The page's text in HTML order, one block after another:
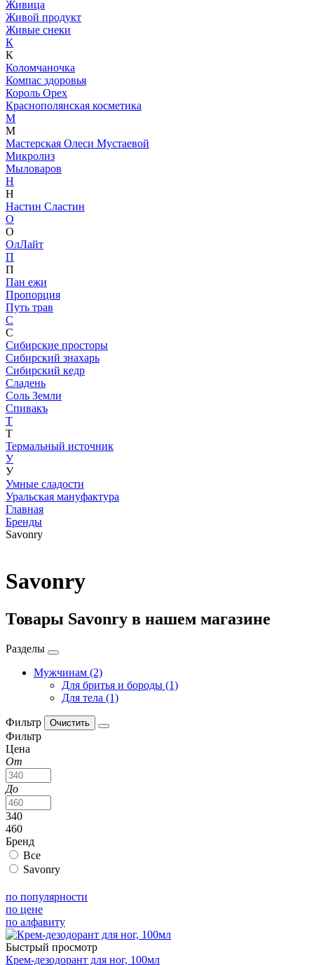
Живица
Живой продукт
Живые снеки
К
К
Коломчаночка
Компас здоровья
Король Орех
Краснополянская косметика
М
М
Мастерская Олеси Мустаевой
Микролиз
Мыловаров
Н
Н
Настин Сластин
О
О
ОлЛайт
П
П
Пан ежи
Пропорция
Путь трав
С
С
Сибирские просторы
Сибирский знахарь
Сибирский кедр
Сладень
Соль Земли
Спивакъ
Т
Т
Термальный источник
У
У
Умные сладости
Уральская мануфактура
Главная
Бренды
Savonry
Savonry
Товары Savonry в нашем магазине
Разделы
Мужчинам (2)
Для бритья и бороды (1)
Для тела (1)
Фильтр
Фильтр
Цена
От
До
340
460
Бренд
Все
Savonry
по популярности
по цене
по алфавиту
Быстрый просмотр
Крем-дезодорант для ног, 100мл